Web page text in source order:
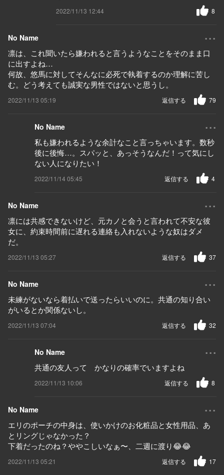
2022/11/13 12:44 8
No Name ...
凛は、これ聞いたら嫌われると言うようなことをそのまま口
に出すよね…
何故、悠馬に対してそんなに必死で執着するのか理解に苦し
む。どう考えても誠実な男性ではないと思うし。
2022/11/13 05:19 79
返信する
No Name ...
私も嫌われるような余計なこと言っちゃいます。数秒
後に後悔…。スパッと、あっそうなんだ！って気にし
ない人になりたい！
2022/11/14 05:45 4
返信する
No Name ...
凛には共感できないけど、元カノと会うと言われて不安な彼
女に、約束時間前に遅れる連絡も入れないような奴はダメ
だ。
2022/11/13 05:27 37
返信する
No Name ...
未練がないなら着払いで送ったらいいのに。共通の知り合い
がいるとか関係ないし。
2022/11/13 07:04 32
返信する
No Name ...
共通の友人って かなりの確率でいますよね
2022/11/13 10:06 8
返信する
No Name ...
エリのポーチの中身は、使いかけのお化粧品と女性用品、あ
とリングじゃなかった？
下着だったのね？ややこしいなぁ〜、二週に渡り😂😂
2022/11/13 05:21 17
返信する